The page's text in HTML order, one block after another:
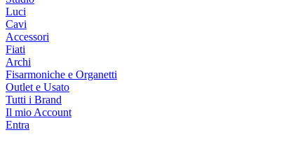
Luci
Cavi
Accessori
Fiati
Archi
Fisarmoniche e Organetti
Outlet e Usato
Tutti i Brand
Il mio Account
Entra